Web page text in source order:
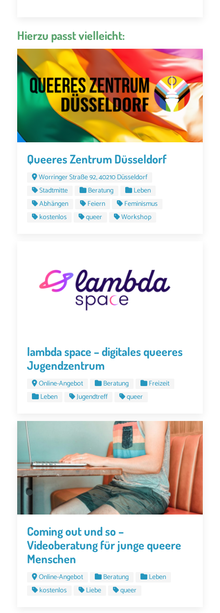
Hierzu passt vielleicht:
Queeres Zentrum Düsseldorf
Worringer Straße 92, 40210 Düsseldorf
Stadtmitte
Beratung
Leben
Abhängen
Feiern
Feminismus
kostenlos
queer Workshop
lambda space – digitales queeres
Jugendzentrum
Online-Angebot Beratung
Freizeit
Leben
Jugendtreff queer
Coming out und so –
Videoberatung für junge queere
Menschen
Online-Angebot Beratung
Leben
kostenlos
Liebe queer